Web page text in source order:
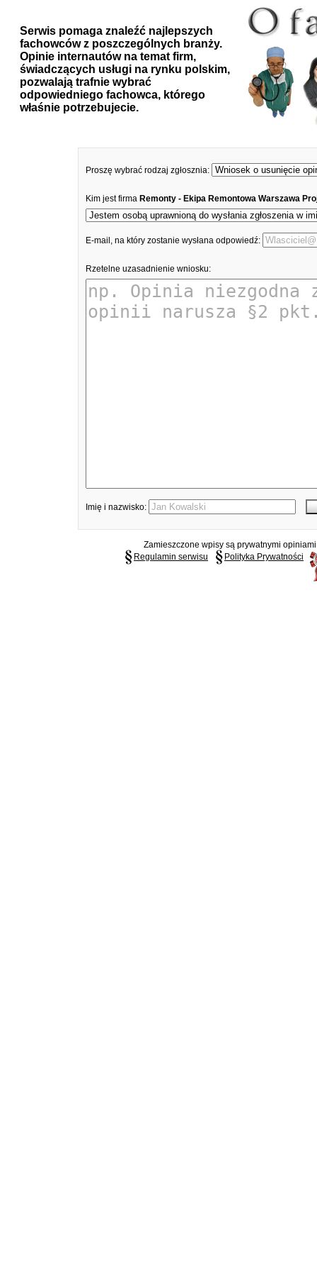
Serwis pomaga znaleźć najlepszych
fachowców z poszczególnych branży.
Opinie internautów na temat firm,
świadczących usługi na rynku polskim,
pozwalają trafnie wybrać
odpowiedniego fachowca, którego
właśnie potrzebujecie.
Proszę wybrać rodzaj zgłosznia:
Kim jest firma Remonty - Ekipa Remontowa Warszawa
E-mail, na który zostanie wysłana odpowiedź:
Rzetelne uzasadnienie wniosku:
Imię i nazwisko:
Zamieszczone wpisy są prywatnymi
Regulamin serwisu
Polityka Prywatności